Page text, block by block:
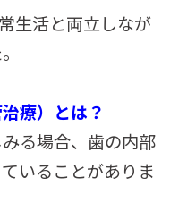
生活と両立しなが
療）とは？
る場合、歯の内部
いることがありま